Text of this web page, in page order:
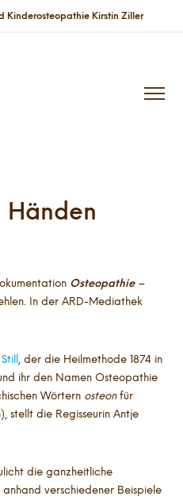
Kinderosteopathie Kirstin Ziller
Händen
Osteopathie –
In der ARD-Mediathek
, der die Heilmethode 1874 in
ihr den Namen Osteopathie
Wörtern osteonfür
stellt die Regisseurin Antje
die ganzheitliche
verschiedener Beispiele